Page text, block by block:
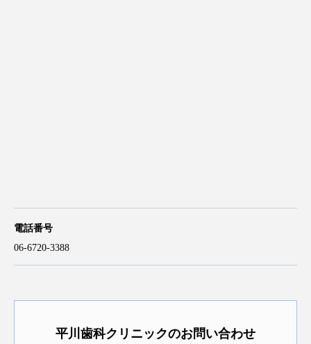
電話番号
06-6720-3388
平川歯科クリニックのお問い合わせ